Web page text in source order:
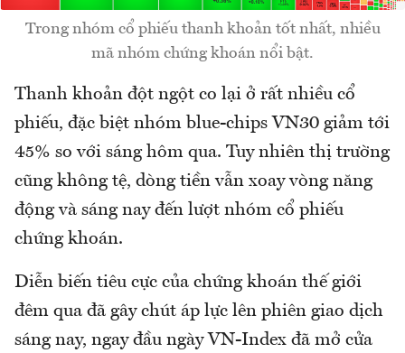
Trong nhóm cổ phiếu thanh khoản tốt nhất, nhiều
mã nhóm chứng khoán nổi bật.
Thanh khoản đột ngột co lại ở rất nhiều cổ
phiếu, đặc biệt nhóm blue-chips VN30 giảm tới
45% so với sáng hôm qua. Tuy nhiên thị trường
cũng không tệ, dòng tiền vẫn xoay vòng năng
động và sáng nay đến lượt nhóm cổ phiếu
chứng khoán.
Diễn biến tiêu cực của chứng khoán thế giới
đêm qua đã gây chút áp lực lên phiên giao dịch
sáng nay, ngay đầu ngày VN-Index đã mở cửa